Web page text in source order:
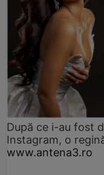
După ce i-au fost
Instagram, o
www.antena3.ro